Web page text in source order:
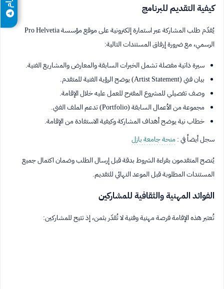
كيفية التقديم للبرنامج
يُقدّم طلب المشاركة عبر استمارة إلكترونية على موقع مؤسسة Pro Helvetia
الرسمي، مع ضرورة إرفاق المستندات التالية:
سيرة ذاتية مفصلة تشمل الخبرات السابقة والمعارض والمشاريع الفنية.
بيان فني (Artist Statement) يوضح الرؤية الفنية للمتقدم.
وصف تفصيلي للمشروع المقترح للعمل عليه خلال الإقامة.
مجموعة من الأعمال السابقة (Portfolio) تدعم الملف الفني.
خطاب نية يوضح أهداف المشاركة وكيفية الاستفادة من الإقامة.
سجل أيضاً في :منحة جامعة بازل
يُنصح المتقدمون بقراءة الشروط بدقة قبل إرسال الطلب وضمان اكتمال جميع
المستندات المطلوبة قبل الموعد النهائي للتقديم.
الفوائد المهنية والثقافية للمشاركين
تُعتبر هذه الإقامة فرصة مهنية وفنية لا تُقدّر بثمن، إذ تتيح للمشاركين: